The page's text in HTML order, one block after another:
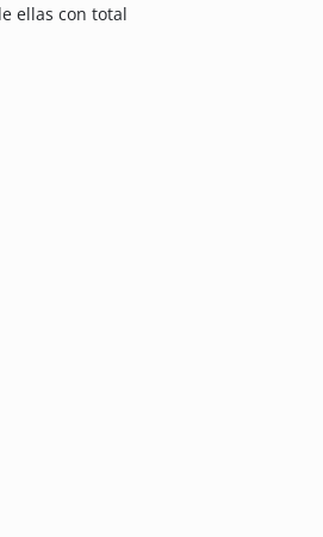
ellas con total